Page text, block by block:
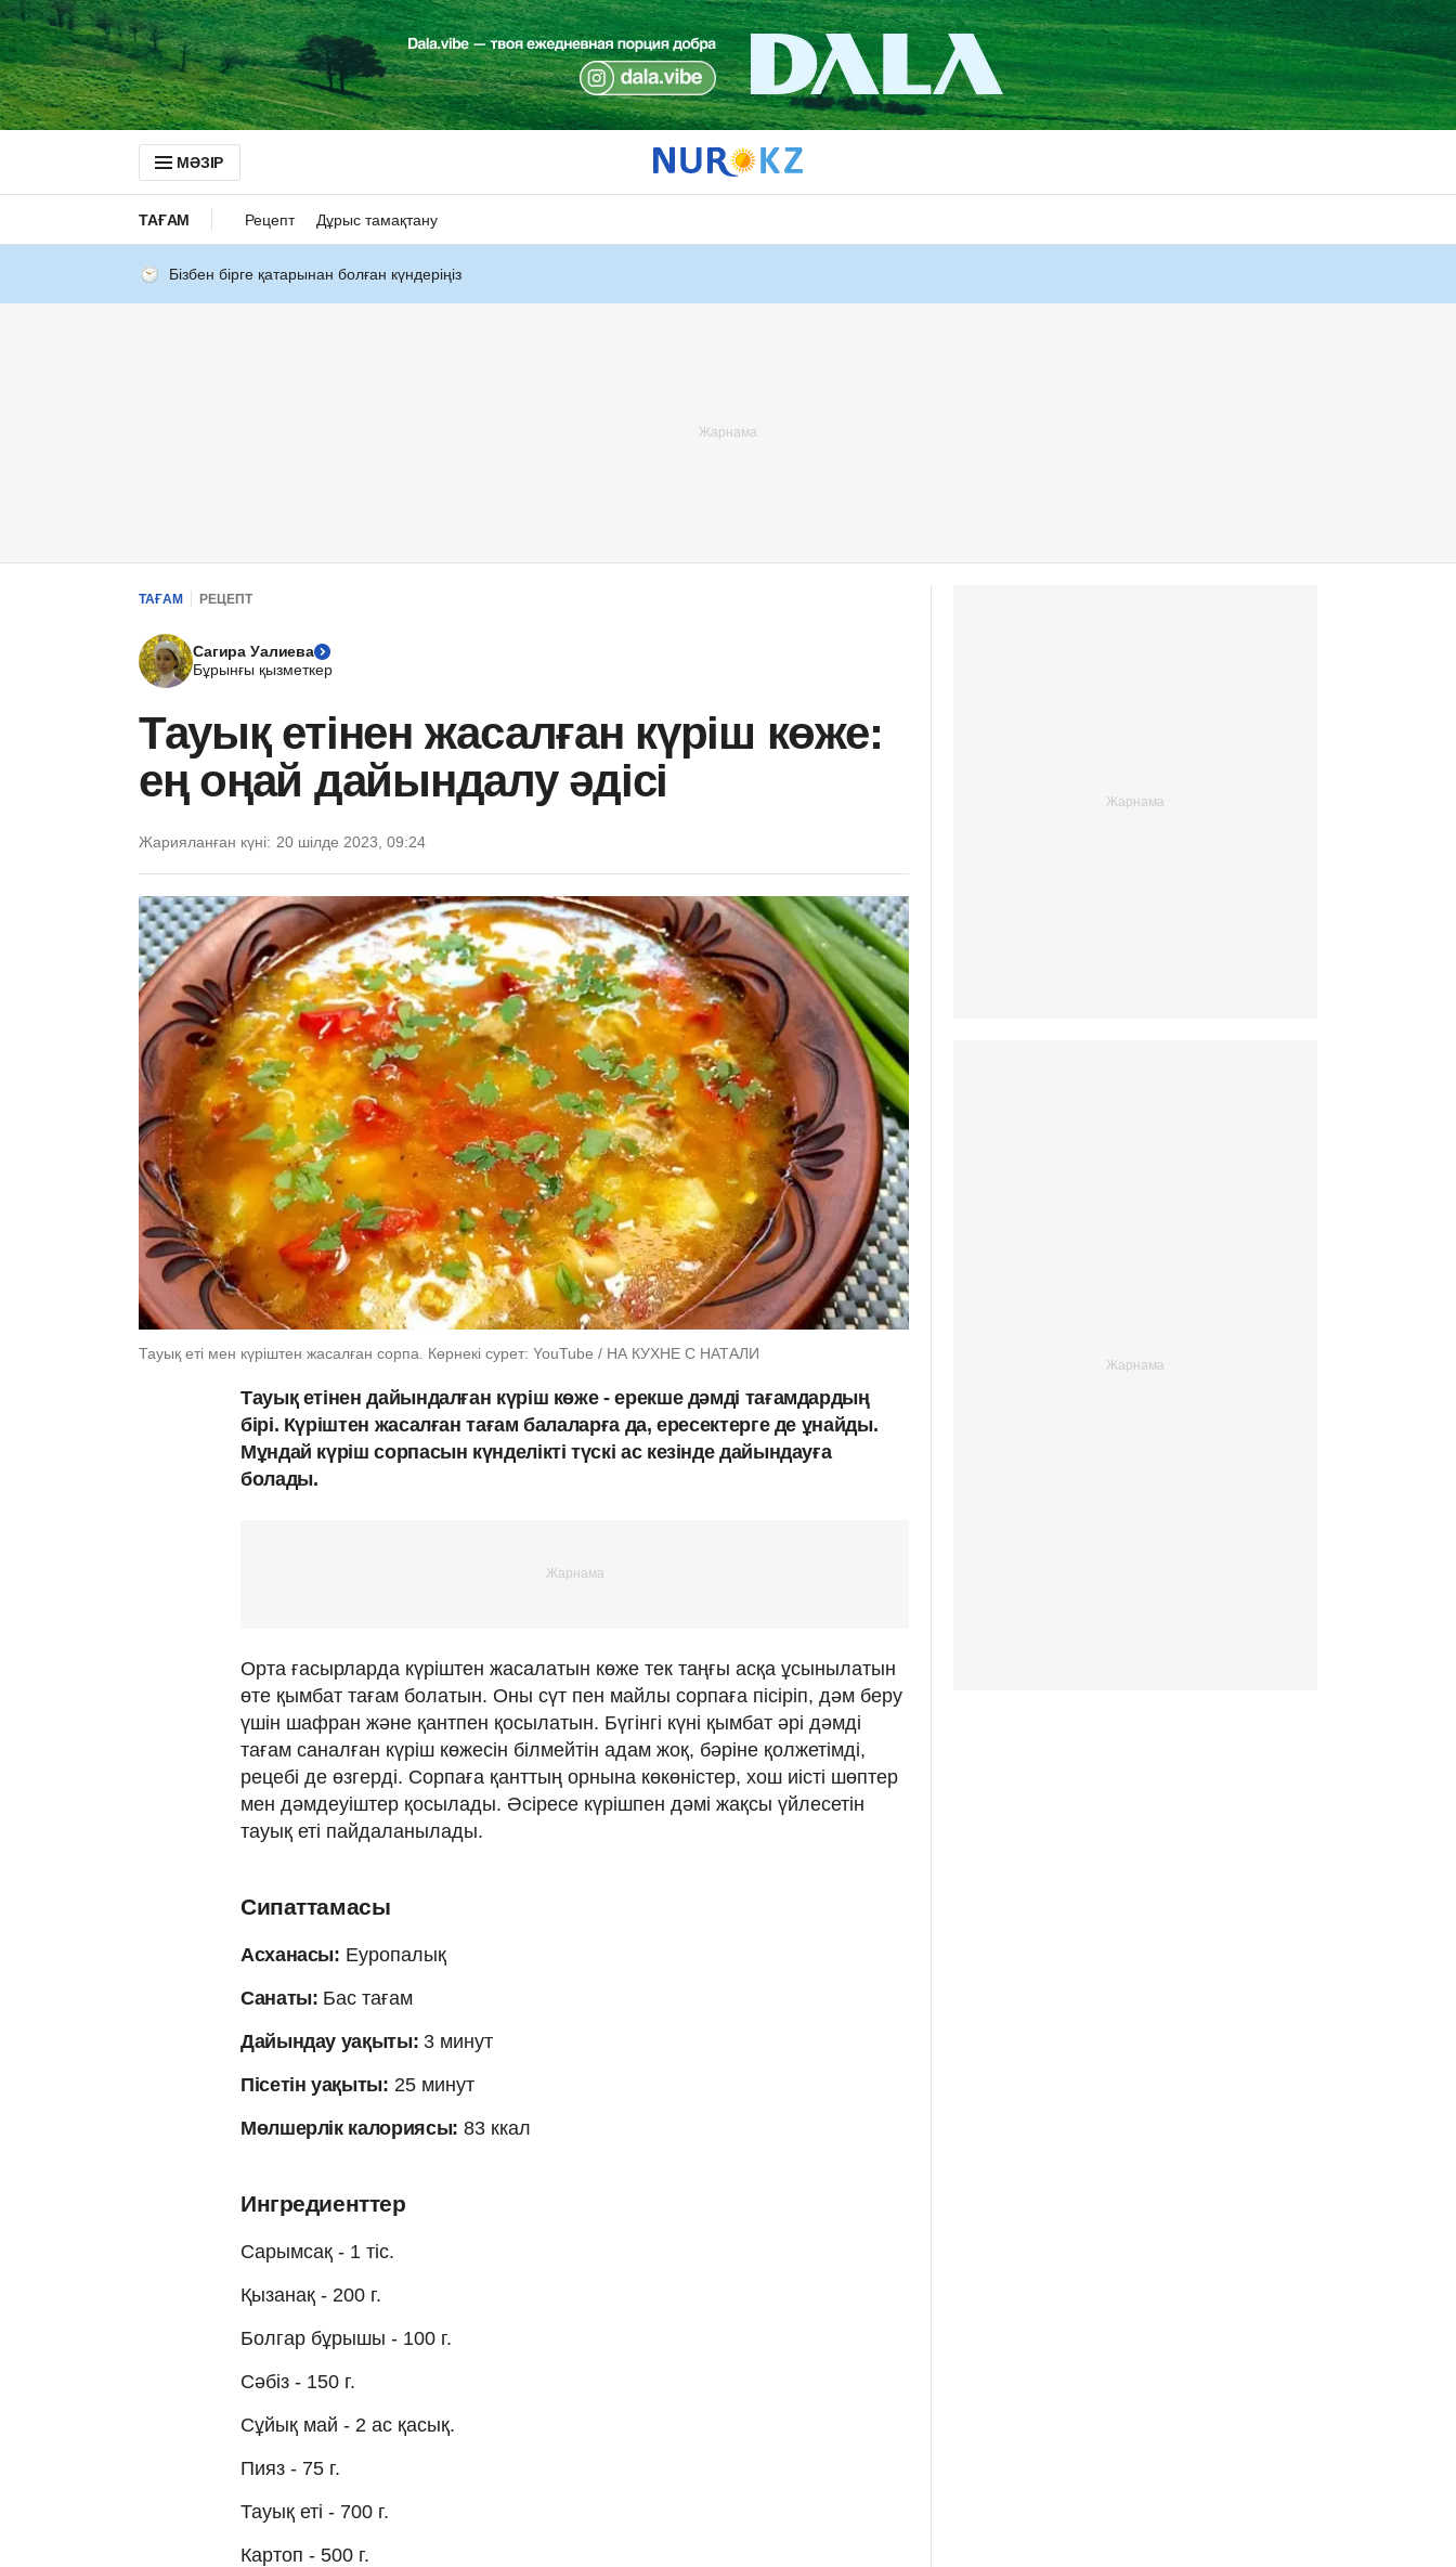
МӘЗІР
ТАҒАМ Рецепт Дұрыс тамақтану
Бізбен бірге қатарынан болған күндеріңіз
ТАҒАМ РЕЦЕПТ
Сагира Уалиева
Бұрынғы қызметкер
Тауық етінен жасалған күріш көже:
ең оңай дайындалу әдісі
Жарияланған күні: 20 шілде 2023, 09:24
Тауық еті мен күріштен жасалған сорпа. Көрнекі сурет: YouTube / НА КУХНЕ С НАТАЛИ
Тауық етінен дайындалған күріш көже - ерекше дәмді тағамдардың
бірі. Күріштен жасалған тағам балаларға да, ересектерге де ұнайды.
Мұндай күріш сорпасын күнделікті түскі ас кезінде дайындауға
болады.
Орта ғасырларда күріштен жасалатын көже тек таңғы асқа ұсынылатын
өте қымбат тағам болатын. Оны сүт пен майлы сорпаға пісіріп, дәм беру
үшін шафран және қантпен қосылатын. Бүгінгі күні қымбат әрі дәмді
тағам саналған күріш көжесін білмейтін адам жоқ, бәріне қолжетімді,
рецебі де өзгерді. Сорпаға қанттың орнына көкөністер, хош иісті шөптер
мен дәмдеуіштер қосылады. Әсіресе күрішпен дәмі жақсы үйлесетін
тауық еті пайдаланылады.
Сипаттамасы
Асханасы: Еуропалық
Санаты: Бас тағам
Дайындау уақыты: 3 минут
Пісетін уақыты: 25 минут
Мөлшерлік калориясы: 83 ккал
Ингредиенттер
Сарымсақ - 1 тіс.
Қызанақ - 200 г.
Болгар бұрышы - 100 г.
Сәбіз - 150 г.
Сұйық май - 2 ас қасық.
Пияз - 75 г.
Тауық еті - 700 г.
Картоп - 500 г.